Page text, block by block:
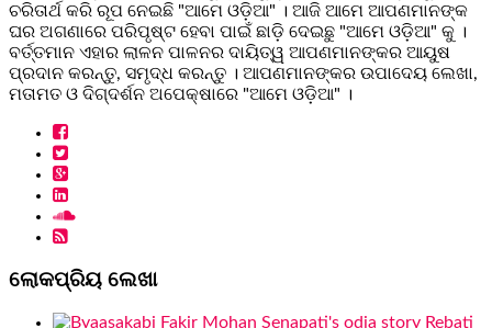
ଚରିତାର୍ଥ କରି ରୂପ ନେଇଛି "ଆମେ ଓଡ଼ିଆ" । ଆଜି ଆମେ ଆପଣମାନଙ୍କ
ଘର ଅଗଣାରେ ପରିପୃଷ୍ଟ ହେବା ପାଇଁ ଛାଡ଼ି ଦେଇଛୁ "ଆମେ ଓଡ଼ିଆ" କୁ ।
ବର୍ତ୍ତମାନ ଏହାର ଲାଳନ ପାଳନର ଦାୟିତ୍ୱ ଆପଣମାନଙ୍କର ଆୟୁଷ
ପ୍ରଦାନ କରନ୍ତୁ, ସମୃଦ୍ଧ କରନ୍ତୁ । ଆପଣମାନଙ୍କର ଉପାଦେୟ ଲେଖା,
ମତାମତ ଓ ଦିଗ୍ଦର୍ଶନ ଅପେକ୍ଷାରେ "ଆମେ ଓଡ଼ିଆ" ।
ଲୋକପ୍ରିୟ ଲେଖା